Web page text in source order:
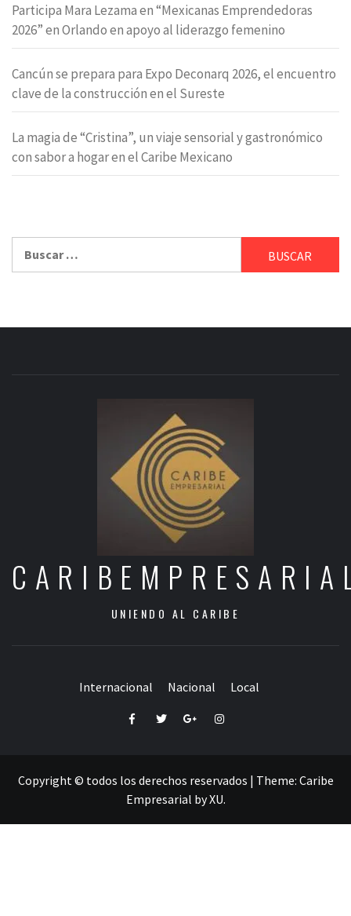
Participa Mara Lezama en “Mexicanas Emprendedoras
2026” en Orlando en apoyo al liderazgo femenino
Cancún se prepara para Expo Deconarq 2026, el encuentro
clave de la construcción en el Sureste
La magia de “Cristina”, un viaje sensorial y gastronómico
con sabor a hogar en el Caribe Mexicano
UNIENDO AL CARIBE
Internacional Nacional Local
FacebookTwitterGoogle+Instagram
Copyright © todos los derechos reservados | Theme: Caribe
Empresarial byXU.